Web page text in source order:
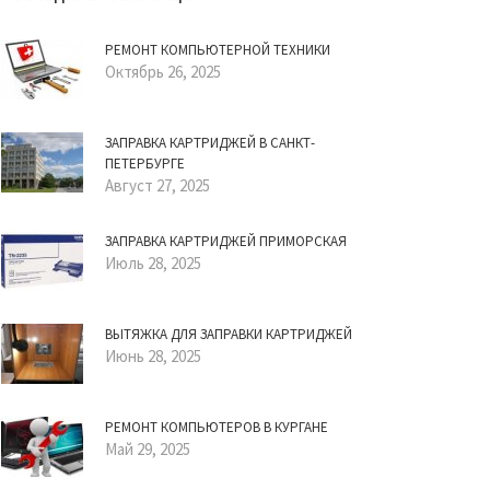
РЕМОНТ КОМПЬЮТЕРНОЙ ТЕХНИКИ
Октябрь 26, 2025
ЗАПРАВКА КАРТРИДЖЕЙ В САНКТ-
ПЕТЕРБУРГЕ
Август 27, 2025
ЗАПРАВКА КАРТРИДЖЕЙ ПРИМОРСКАЯ
Июль 28, 2025
ВЫТЯЖКА ДЛЯ ЗАПРАВКИ КАРТРИДЖЕЙ
Июнь 28, 2025
РЕМОНТ КОМПЬЮТЕРОВ В КУРГАНЕ
Май 29, 2025